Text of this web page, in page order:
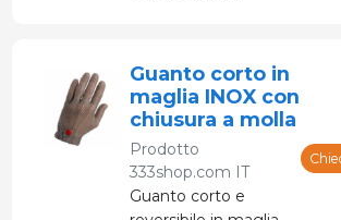
Guanto corto in
maglia INOX con
chiusura a molla
Prodotto
333shop.com IT
Guanto corto e